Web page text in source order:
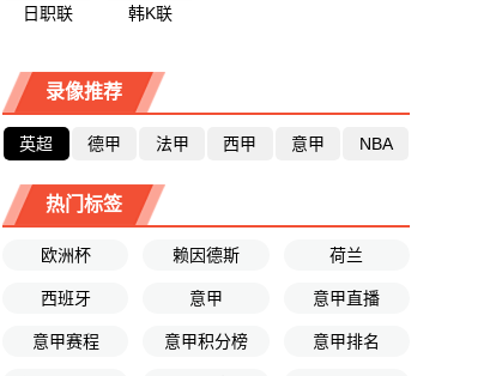
日职联 韩K联
录像推荐
英超 德甲 法甲 西甲 意甲 NBA
热门标签
欧洲杯 赖因德斯 荷兰
西班牙 意甲 意甲直播
意甲赛程 意甲积分榜 意甲排名